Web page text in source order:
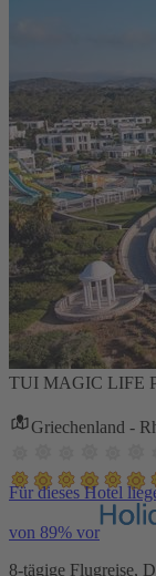
TUI MAGIC LIFE
Griechenland -
Für dieses Hotel
von 89% vor
8-tägige Flugreise,